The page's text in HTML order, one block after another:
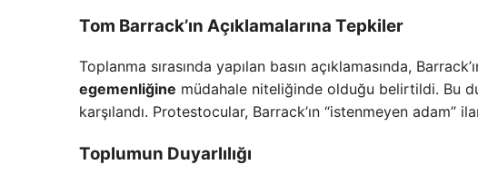
Tom Barrack’ın Açıklamalarına Tepkiler
Toplanma sırasında yapılan basın açıklamasında,
egemenliğine müdahale niteliğinde olduğu belirtildi. Bu
karşılandı. Protestocular, Barrack’ın “istenmeyen adam”
Toplumun Duyarlılığı